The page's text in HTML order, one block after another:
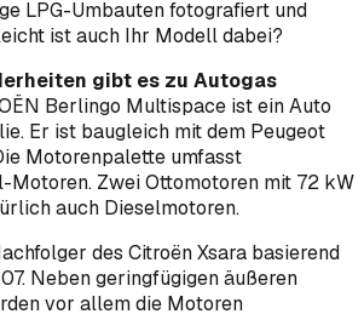
LPG-Umbauten fotografiert und
ist auch Ihr Modell dabei?
gibt es zu Autogas
Berlingo Multispace ist ein Auto
Er ist baugleich mit dem Peugeot
Motorenpalette umfasst
Motoren. Zwei Ottomotoren mit 72 kW
auch Dieselmotoren.
des Citroën Xsara basierend
Neben geringfügigen äußeren
vor allem die Motoren